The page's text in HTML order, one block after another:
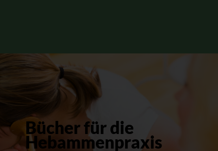
Bücher für die
Hebammenpraxis